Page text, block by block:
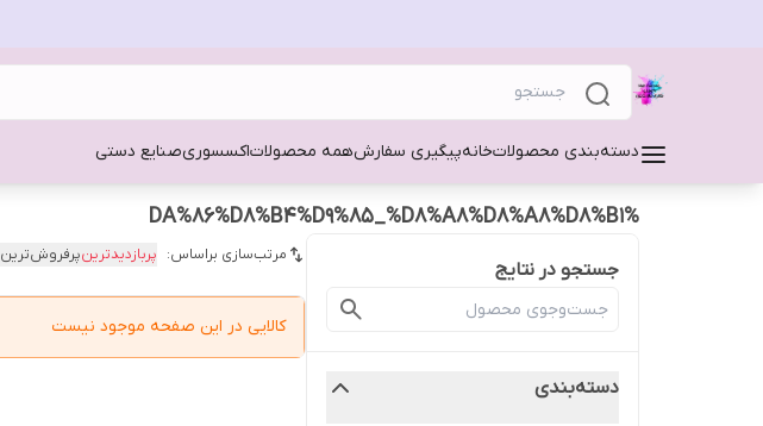
دسته‌بندی محصولاتخانهپیگیری سفارشهمه محصولاتاکسسوریصنایع دستی
%DA%86%D8%B4%D9%85_%D8%A8%D8%A8%D8%B1
جستجو در نتایج
دسته‌بندی
مرتب‌سازی براساس: پربازدیدترینپرفروش‌ترین
کالایی در این صفحه موجود نیست